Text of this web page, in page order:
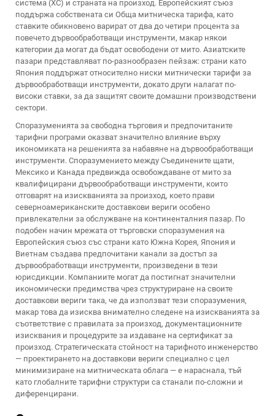
система (ХС) и страната на произход. Европейският съюз
поддържа собствената си Обща митническа тарифа, като
ставките обикновено варират от два до четири процента за
повечето дървообработващи инструменти, макар някои
категории да могат да бъдат освободени от мито. Азиатските
пазари представляват по-разнообразен пейзаж: страни като
Япония поддържат относително ниски митнически тарифи за
дървообработващи инструменти, докато други налагат по-
високи ставки, за да защитят своите домашни производствени
сектори.
Споразуменията за свободна търговия и предпочитаните
тарифни програми оказват значително влияние върху
икономиката на решенията за набавяне на дървообработващи
инструменти. Споразумението между Съединените щати,
Мексико и Канада предвижда освобождаване от мито за
квалифицирани дървообработващи инструменти, които
отговарят на изискванията за произход, което прави
северноамериканските доставкови вериги особено
привлекателни за обслужване на континенталния пазар. По
подобен начин мрежата от търговски споразумения на
Европейския съюз със страни като Южна Корея, Япония и
Виетнам създава предпочитани канали за достъп за
дървообработващи инструменти, произведени в тези
юрисдикции. Компаниите могат да постигнат значителни
икономически предимства чрез структуриране на своите
доставкови вериги така, че да използват тези споразумения,
макар това да изисква внимателно следене на изискванията за
съответствие с правилата за произход, документационните
изисквания и процедурите за издаване на сертификат за
произход. Стратегическата стойност на тарифното инженерство
— проектирането на доставкови вериги специално с цел
минимизиране на митническата облага — е нараснала, тъй
като глобалните тарифни структури са станали по-сложни и
диференцирани.